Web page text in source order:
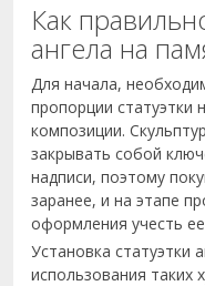
Как
ангела на
Для начала,
пропорции
композиции.
закрывать собой
надписи, поэтому
заранее, и на этапе
оформления учесть
Установка статуэтки
использования таких